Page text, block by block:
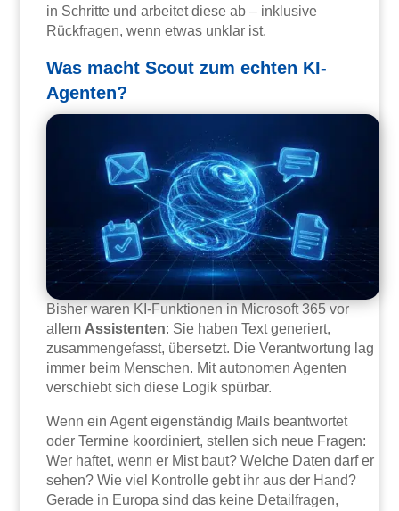
in Schritte und arbeitet diese ab – inklusive
Rückfragen, wenn etwas unklar ist.
Was macht Scout zum echten KI-
Agenten?
Bisher waren KI-Funktionen in Microsoft 365 vor
allem Assistenten: Sie haben Text generiert,
zusammengefasst, übersetzt. Die Verantwortung lag
immer beim Menschen. Mit autonomen Agenten
verschiebt sich diese Logik spürbar.
Wenn ein Agent eigenständig Mails beantwortet
oder Termine koordiniert, stellen sich neue Fragen:
Wer haftet, wenn er Mist baut? Welche Daten darf er
sehen? Wie viel Kontrolle gebt ihr aus der Hand?
Gerade in Europa sind das keine Detailfragen,